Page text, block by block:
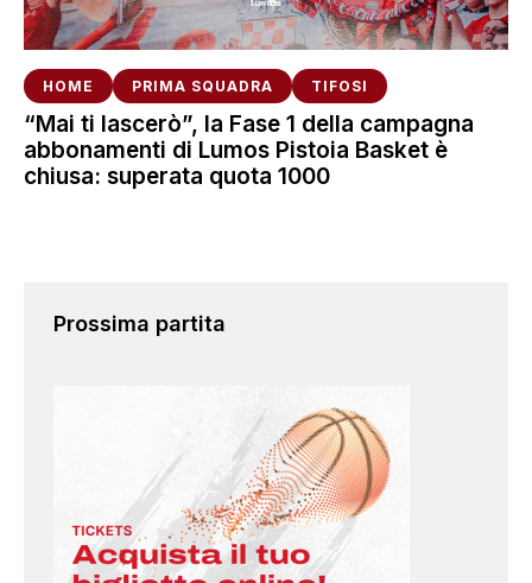
HOME PRIMA SQUADRA TIFOSI
“Mai ti lascerò”, la Fase 1 della campagna
abbonamenti di Lumos Pistoia Basket è
chiusa: superata quota 1000
Prossima partita